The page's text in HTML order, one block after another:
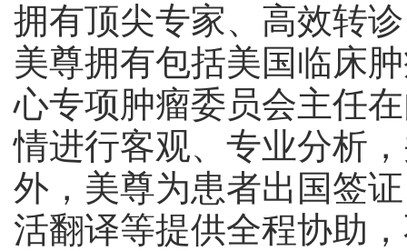
拥有顶尖专家、高效转
美尊拥有包括美国临床
心专项肿瘤委员会主任
情进行客观、专业分析
外，美尊为患者出国签
活翻译等提供全程协助